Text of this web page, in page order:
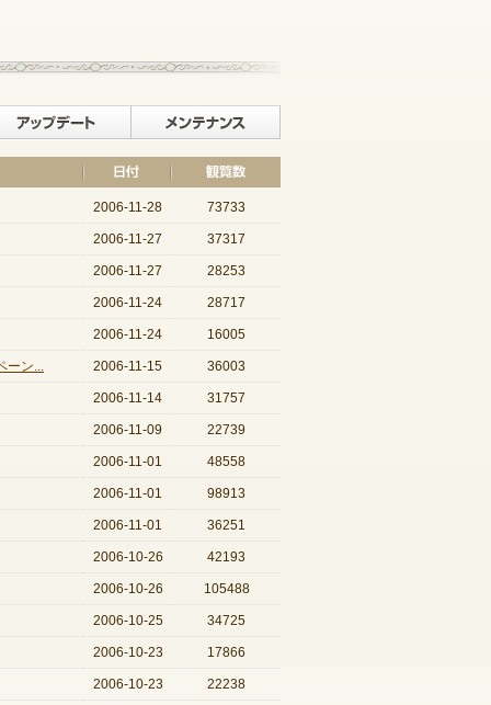
イベント アップデート
2006-11-28 73733
2006-11-27 37317
2006-11-27 28253
2006-11-24 28717
2006-11-24 16005
ーン... 2006-11-15 36003
2006-11-14 31757
2006-11-09 22739
2006-11-01 48558
2006-11-01 98913
2006-11-01 36251
2006-10-26 42193
2006-10-26 105488
2006-10-25 34725
2006-10-23 17866
2006-10-23 22238